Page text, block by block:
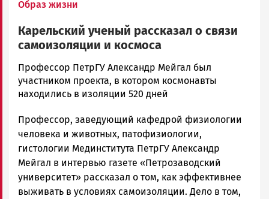
Образ жизни
Карельский ученый рассказал о связи
самоизоляции и космоса
Елена
Гульшина
Новости
и
Карелии
|
Петрозаводск
ГОВОРИТ
Профессор ПетрГУ Александр Мейгал был
участником проекта, в котором космонавты
находились в изоляции 520 дней
Профессор, заведующий кафедрой физиологии
человека и животных, патофизиологии,
гистологии Мединститута ПетрГУ Александр
Мейгал в интервью газете «Петрозаводский
университет» рассказал о том, как эффективнее
выживать в условиях самоизоляции. Дело в том,